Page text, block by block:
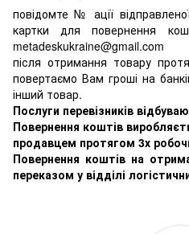
повідомте № ації
картки для повернення
metadeskukraine@gmail.com
після отримання товару
повертаємо Вам гроші на
інший товар.
Послуги перевізників
Повернення коштів
продавцем протягом 3х
Повернення коштів на
переказом у відділі